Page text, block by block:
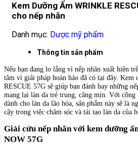
Kem Dưỡng Ẩm WRINKLE
cho nếp nhăn
Danh mục: Dược mỹ phẩm
Thông tin sản phẩm
Nếu bạn đang lo lắng vì nếp nhăn xuất hiện
tâm vì giải pháp hoàn hảo đã có tại đây.
RESCUE 57G sẽ giúp bạn đánh bay những
mang lại làn da trẻ trung, căng mịn. Với công
dành cho làn da lão hóa, sản phẩm này sẽ là
cậy trong việc chăm sóc và tái tạo làn da của
Giải cứu nếp nhăn với kem dưỡng
NOW 57G